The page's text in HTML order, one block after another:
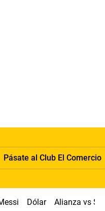
Pásate al Club El Comercio
Dólar Alianza vs